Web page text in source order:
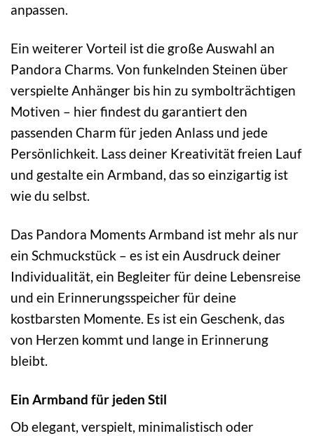
anpassen.
Ein weiterer Vorteil ist die große Auswahl an
Pandora Charms. Von funkelnden Steinen über
verspielte Anhänger bis hin zu symbolträchtigen
Motiven – hier findest du garantiert den
passenden Charm für jeden Anlass und jede
Persönlichkeit. Lass deiner Kreativität freien Lauf
und gestalte ein Armband, das so einzigartig ist
wie du selbst.
Das Pandora Moments Armband ist mehr als nur
ein Schmuckstück – es ist ein Ausdruck deiner
Individualität, ein Begleiter für deine Lebensreise
und ein Erinnerungsspeicher für deine
kostbarsten Momente. Es ist ein Geschenk, das
von Herzen kommt und lange in Erinnerung
bleibt.
Ein Armband für jeden Stil
Ob elegant, verspielt, minimalistisch oder